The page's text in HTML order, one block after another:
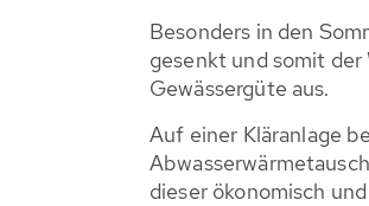
Besonders in den
gesenkt und somit
Gewässergüte aus.
Auf einer Kläranlage
dieser ökonomisch